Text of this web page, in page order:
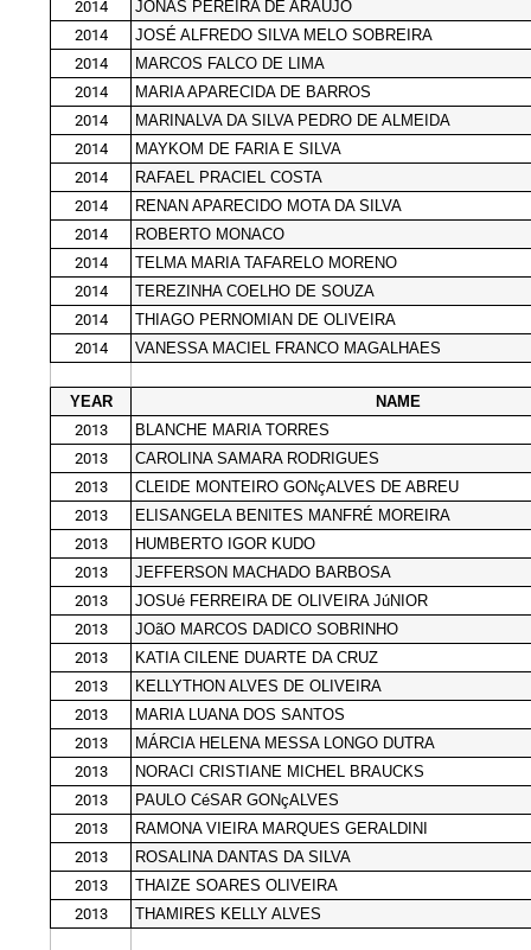
2014
JONAS PEREIRA DE ARAÚJO
2014
JOSÉ ALFREDO SILVA MELO SOBREIRA
2014
MARCOS FALCO DE LIMA
2014
MARIA APARECIDA DE BARROS
2014
MARINALVA DA SILVA PEDRO DE ALMEIDA
2014
MAYKOM DE FARIA E SILVA
2014
RAFAEL PRACIEL COSTA
2014
RENAN APARECIDO MOTA DA SILVA
2014
ROBERTO MONACO
2014
TELMA MARIA TAFARELO MORENO
2014
TEREZINHA COELHO DE SOUZA
2014
THIAGO PERNOMIAN DE OLIVEIRA
2014
VANESSA MACIEL FRANCO MAGALHAES
YEAR
NAME
2013
BLANCHE MARIA TORRES
2013
CAROLINA SAMARA RODRIGUES
2013
CLEIDE MONTEIRO GONçALVES DE ABREU
2013
ELISANGELA BENITES MANFRÉ MOREIRA
2013
HUMBERTO IGOR KUDO
2013
JEFFERSON MACHADO BARBOSA
2013
JOSUé FERREIRA DE OLIVEIRA JúNIOR
2013
JOãO MARCOS DADICO SOBRINHO
2013
KATIA CILENE DUARTE DA CRUZ
2013
KELLYTHON ALVES DE OLIVEIRA
2013
MARIA LUANA DOS SANTOS
2013
MÁRCIA HELENA MESSA LONGO DUTRA
2013
NORACI CRISTIANE MICHEL BRAUCKS
2013
PAULO CéSAR GONçALVES
2013
RAMONA VIEIRA MARQUES GERALDINI
2013
ROSALINA DANTAS DA SILVA
2013
THAIZE SOARES OLIVEIRA
2013
THAMIRES KELLY ALVES